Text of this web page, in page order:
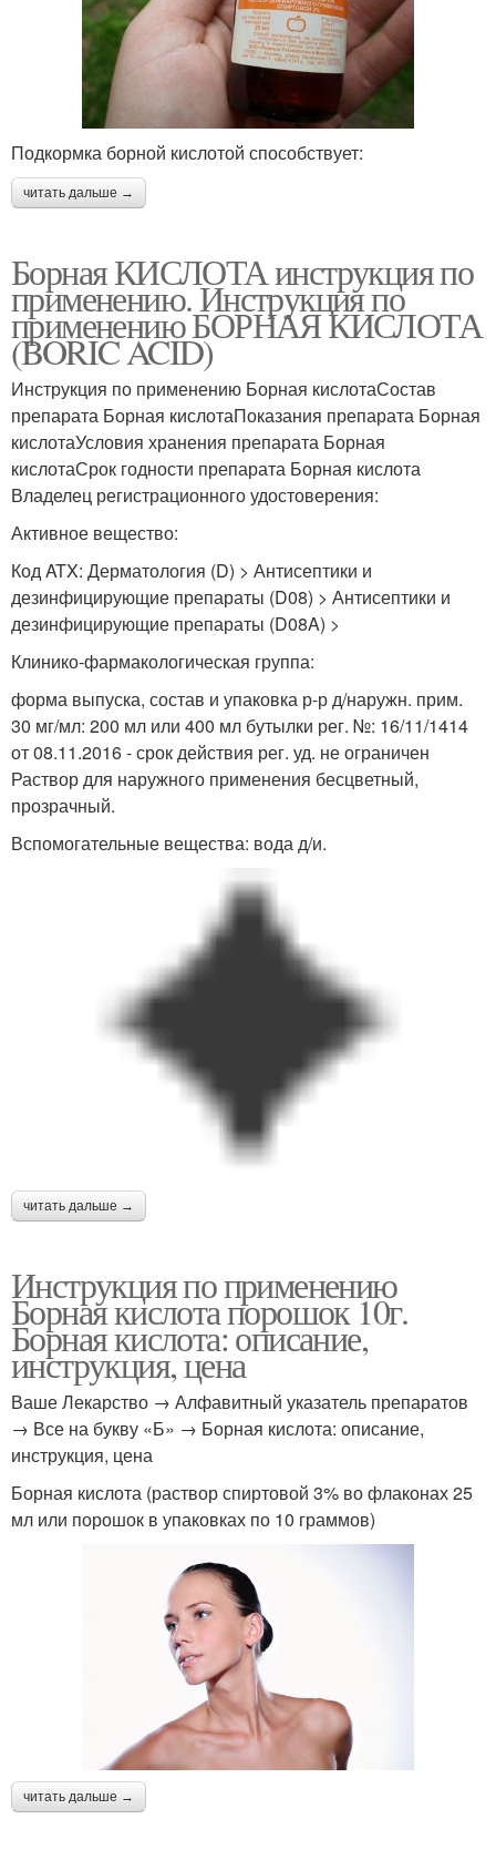
Подкормка борной кислотой способствует:
читать дальше →
Борная КИСЛОТА инструкция по
применению. Инструкция по
применению БОРНАЯ КИСЛОТА
(BORIC ACID)
Инструкция по применению Борная кислотаСостав
препарата Борная кислотаПоказания препарата Борная
кислотаУсловия хранения препарата Борная
кислотаСрок годности препарата Борная кислота
Владелец регистрационного удостоверения:
Активное вещество:
Код ATX: Дерматология (D) > Антисептики и
дезинфицирующие препараты (D08) > Антисептики и
дезинфицирующие препараты (D08A) >
Клинико-фармакологическая группа:
форма выпуска, состав и упаковка р-р д/наружн. прим.
30 мг/мл: 200 мл или 400 мл бутылки рег. №: 16/11/1414
от 08.11.2016 - срок действия рег. уд. не ограничен
Раствор для наружного применения бесцветный,
прозрачный.
Вспомогательные вещества: вода д/и.
читать дальше →
Инструкция по применению
Борная кислота порошок 10г.
Борная кислота: описание,
инструкция, цена
Ваше Лекарство → Алфавитный указатель препаратов
→ Все на букву «Б» → Борная кислота: описание,
инструкция, цена
Борная кислота (раствор спиртовой 3% во флаконах 25
мл или порошок в упаковках по 10 граммов)
читать дальше →